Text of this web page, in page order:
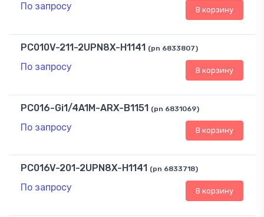
По запросу В корзину
PC010V-211-2UPN8X-H1141 (pn 6833807)
По запросу В корзину
PC016-Gi1/4A1M-ARX-B1151 (pn 6831069)
По запросу В корзину
PC016V-201-2UPN8X-H1141 (pn 6833718)
По запросу В корзину